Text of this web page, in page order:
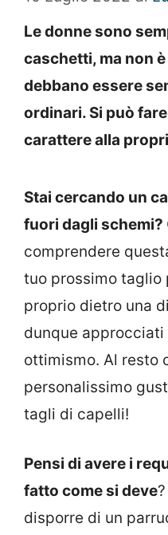
Le donne sono
caschetti, ma non
debbano essere
ordinari. Si può
carattere alla
Stai cercando un
fuori dagli schemi?
comprendere
tuo prossimo taglio
proprio dietro una
dunque approcciati
ottimismo. Al resto
personalissimo
tagli di capelli!
Pensi di avere i
fatto come si deve
disporre di un